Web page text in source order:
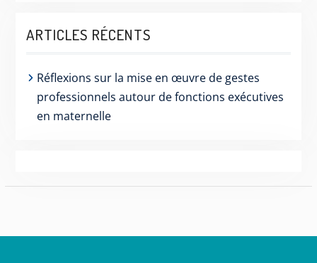
ARTICLES RÉCENTS
Réflexions sur la mise en œuvre de gestes
professionnels autour de fonctions exécutives
en maternelle